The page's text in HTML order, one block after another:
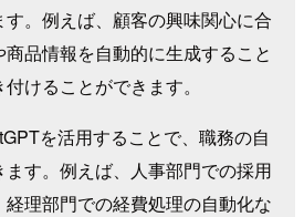
。例えば、顧客の興味関心に合
品情報を自動的に生成すること
けることができます。
を活用することで、職務の自
す。例えば、人事部門での採用
理部門での経費処理の自動化な